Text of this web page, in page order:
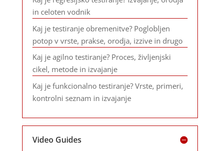
in celoten vodnik
Kaj je testiranje obremenitve? Poglobljen
potop v vrste, prakse, orodja, izzive in drugo
Kaj je agilno testiranje? Proces, življenjski
cikel, metode in izvajanje
Kaj je funkcionalno testiranje? Vrste, primeri,
kontrolni seznam in izvajanje
Video Guides